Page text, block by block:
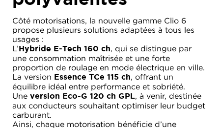
Côté motorisations, la nouvelle gamme Clio 6
propose plusieurs solutions adaptées à tous les
usages :
L’ Hybride E-Tech 160 ch, qui se distingue par
une consommation maîtrisée et une forte
proportion de roulage en mode électrique en ville.
La version Essence TCe 115 ch, offrant un
équilibre idéal entre performance et sobriété.
Une version Eco-G 120 ch GPL, à venir, destinée
aux conducteurs souhaitant optimiser leur budget
carburant.
Ainsi, chaque motorisation bénéficie d’une